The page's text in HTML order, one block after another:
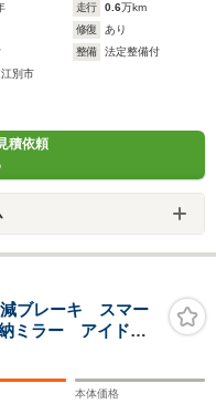
走行 0.6万km
修復
あり
整備
法定整備付
別市
積依頼
ブレーキ スマー
ミラー アイドリ
トヒーター グリ
トロール
本体価格